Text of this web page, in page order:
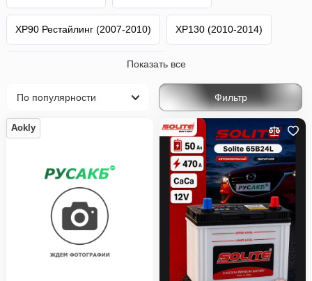
XP90 Рестайлинг (2007-2010) XP130 (2010-2014)
XP130 Рестайлинг (2014-2019)
XP130 2-й Рестайлинг (2017-2020) Vitz Toyota
Показать все
Фильтр
Aokly